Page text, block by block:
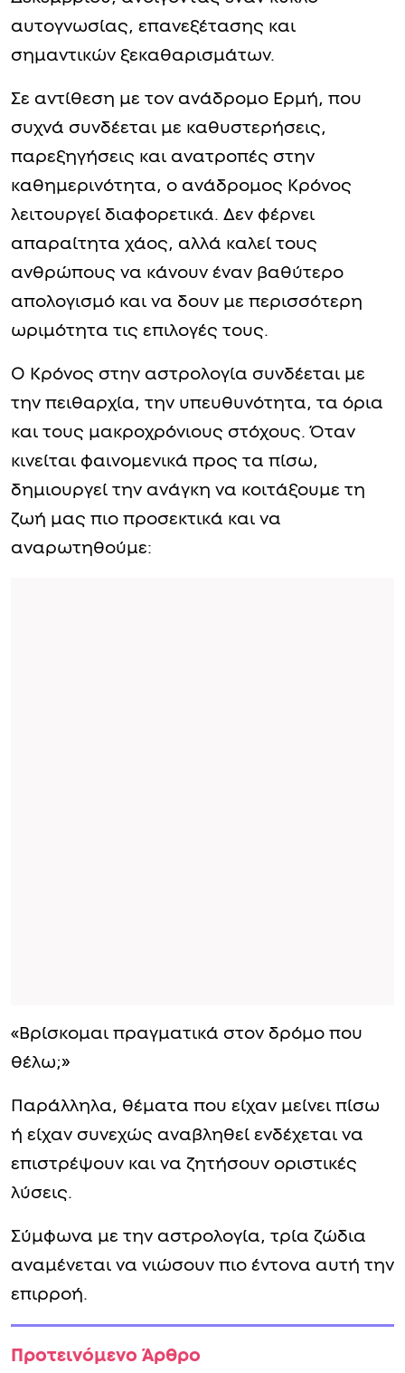
αυτογνωσίας, επανεξέτασης και
σημαντικών ξεκαθαρισμάτων.
Σε αντίθεση με τον ανάδρομο Ερμή, που
συχνά συνδέεται με καθυστερήσεις,
παρεξηγήσεις και ανατροπές στην
καθημερινότητα, ο ανάδρομος Κρόνος
λειτουργεί διαφορετικά. Δεν φέρνει
απαραίτητα χάος, αλλά καλεί τους
ανθρώπους να κάνουν έναν βαθύτερο
απολογισμό και να δουν με περισσότερη
ωριμότητα τις επιλογές τους.
Ο Κρόνος στην αστρολογία συνδέεται με
την πειθαρχία, την υπευθυνότητα, τα όρια
και τους μακροχρόνιους στόχους. Όταν
κινείται φαινομενικά προς τα πίσω,
δημιουργεί την ανάγκη να κοιτάξουμε τη
ζωή μας πιο προσεκτικά και να
αναρωτηθούμε:
«Βρίσκομαι πραγματικά στον δρόμο που
θέλω;»
Παράλληλα, θέματα που είχαν μείνει πίσω
ή είχαν συνεχώς αναβληθεί ενδέχεται να
επιστρέψουν και να ζητήσουν οριστικές
λύσεις.
Σύμφωνα με την αστρολογία, τρία ζώδια
αναμένεται να νιώσουν πιο έντονα αυτή την
επιρροή.
Προτεινόμενο Άρθρο